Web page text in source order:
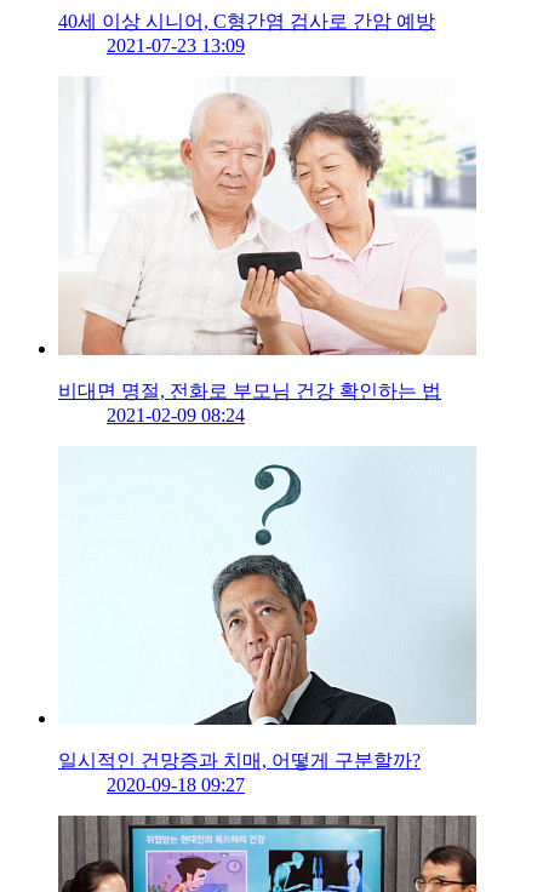
40세 이상 시니어, C형간염 검사로 간암 예방
2021-07-23 13:09
비대면 명절, 전화로 부모님 건강 확인하는 법
2021-02-09 08:24
일시적인 건망증과 치매, 어떻게 구분할까?
2020-09-18 09:27